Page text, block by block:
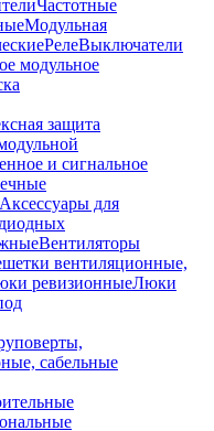
Частотные
Модульная
РелеВыключатели
модульное
защита
и сигнальное
Аксессуары для
Вентиляторы
вентиляционные,
ревизионныеЛюки
сабельные